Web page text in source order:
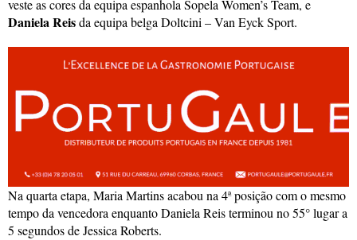
veste as cores da equipa espanhola Sopela Women’s Team, e
Daniela Reisda equipa belga Doltcini – Van Eyck Sport.
Na quarta etapa, Maria Martins acabou na 4ª posição com o mesmo
tempo da vencedora enquanto Daniela Reis terminou no 55° lugar a
5 segundos de Jessica Roberts.